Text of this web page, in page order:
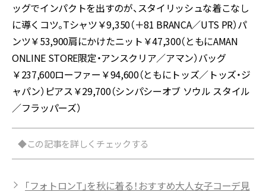
ッグでインパクトを出すのが、スタイリッシュな着こなし
に導くコツ。Tシャツ￥9,350（＋81 BRANCA／UTS PR）パ
ンツ￥53,900肩にかけたニット￥47,300（ともにAMAN
ONLINE STORE限定・アンスクリア／アマン）バッグ
￥237,600ローファー￥94,600（ともにトッズ／トッズ・ジ
ャパン）ピアス￥29,700（シンパシーオブ ソウル スタイル
／フラッパーズ）
◆この記事を詳しくチェックする
「フォトロンT」を秋に着る！おすすめ大人女子コーデ見